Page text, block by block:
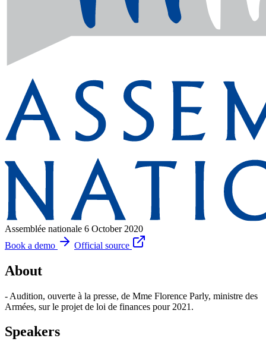
Assemblée nationale 6 October 2020
Book a demo
Official source
About
- Audition, ouverte à la presse, de Mme Florence Parly, ministre des
Armées, sur le projet de loi de finances pour 2021.
Speakers